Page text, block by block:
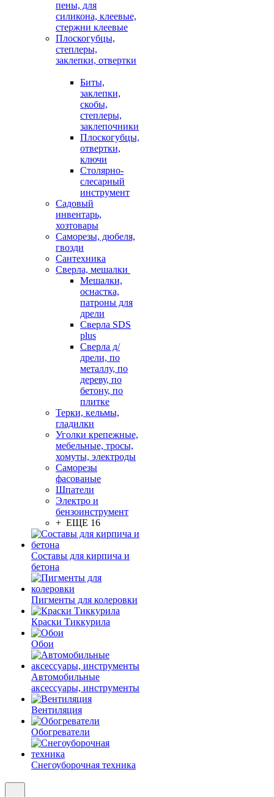
пены, для
силикона, клеевые,
стержни клеевые
Плоскогубцы,
степлеры,
заклепки, отвертки
Биты,
заклепки,
скобы,
степлеры,
заклепочники
Плоскогубцы,
отвертки,
ключи
Столярно-
слесарный
инструмент
Садовый
инвентарь,
хозтовары
Саморезы, дюбеля,
гвозди
Сантехника
Сверла, мешалки
Мешалки,
оснастка,
патроны для
дрели
Сверла SDS
plus
Сверла д/
дрели, по
металлу, по
дереву, по
бетону, по
плитке
Терки, кельмы,
гладилки
Уголки крепежные,
мебельные, тросы,
хомуты, электроды
Саморезы
фасованые
Шпатели
Электро и
бензоинструмент
+ ЕЩЕ 16
Составы для кирпича и
бетона
Пигменты для колеровки
Краски Тиккурила
Обои
Автомобильные
аксессуары, инструменты
Вентиляция
Обогреватели
Снегоуборочная техника